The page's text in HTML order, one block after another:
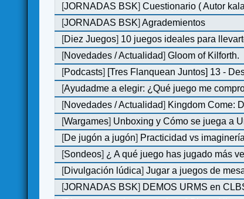
[JORNADAS BSK]Cuestionario ( Autor
[JORNADAS BSK]Agrademientos
[Diez Juegos] 10 juegos ideales para
[Novedades / Actualidad]Gloom of Kilforth.
[Podcasts] [Tres Flanquean Juntos] 13 -
[Ayudadme a elegir: ¿Qué juego me
[Novedades / Actualidad] Kingdom Come:
[Wargames] Unboxing y Cómo se juega a
[De jugón a jugón] Practicidad vs
[Sondeos] ¿ A qué juego has jugado más
[Divulgación lúdica]Jugar a juegos de
[JORNADAS BSK] DEMOS URMS en